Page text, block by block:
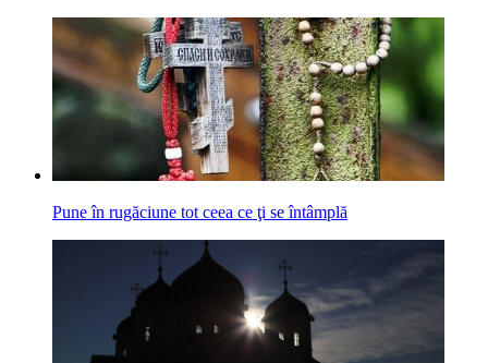
Pune în rugăciune tot ceea ce ţi se întâmplă